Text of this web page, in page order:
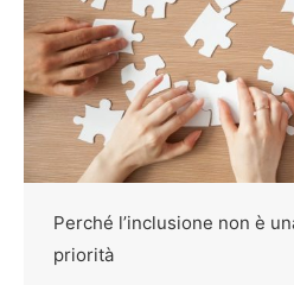
Perché l’inclusione non è
priorità